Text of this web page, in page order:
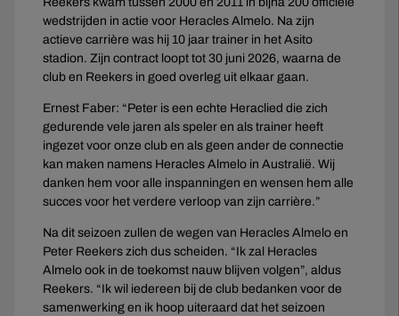
wedstrijden in actie voor Heracles Almelo. Na zijn
actieve carrière was hij 10 jaar trainer in het Asito
stadion. Zijn contract loopt tot 30 juni 2026, waarna de
club en Reekers in goed overleg uit elkaar gaan.
Ernest Faber: “Peter is een echte Heraclied die zich
gedurende vele jaren als speler en als trainer heeft
ingezet voor onze club en als geen ander de connectie
kan maken namens Heracles Almelo in Australië. Wij
danken hem voor alle inspanningen en wensen hem alle
succes voor het verdere verloop van zijn carrière.”
Na dit seizoen zullen de wegen van Heracles Almelo en
Peter Reekers zich dus scheiden. “Ik zal Heracles
Almelo ook in de toekomst nauw blijven volgen”, aldus
Reekers. “Ik wil iedereen bij de club bedanken voor de
samenwerking en ik hoop uiteraard dat het seizoen